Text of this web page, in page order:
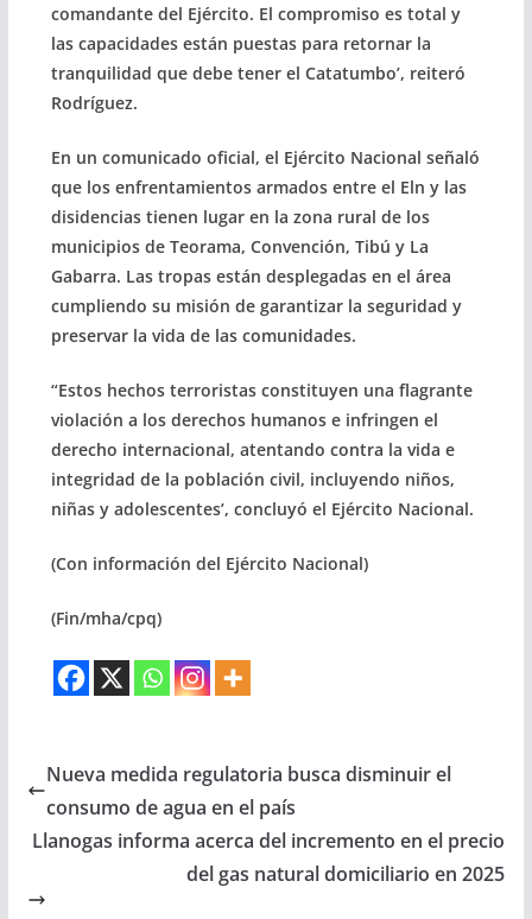
comandante del Ejército. El compromiso es total y
las capacidades están puestas para retornar la
tranquilidad que debe tener el Catatumbo’, reiteró
Rodríguez.
En un comunicado oficial, el Ejército Nacional señaló
que los enfrentamientos armados entre el Eln y las
disidencias tienen lugar en la zona rural de los
municipios de Teorama, Convención, Tibú y La
Gabarra. Las tropas están desplegadas en el área
cumpliendo su misión de garantizar la seguridad y
preservar la vida de las comunidades.
“Estos hechos terroristas constituyen una flagrante
violación a los derechos humanos e infringen el
derecho internacional, atentando contra la vida e
integridad de la población civil, incluyendo niños,
niñas y adolescentes’, concluyó el Ejército Nacional.
(Con información del Ejército Nacional)
(Fin/mha/cpq)
Nueva medida regulatoria busca disminuir el
consumo de agua en el país
Llanogas informa acerca del incremento en el precio
del gas natural domiciliario en 2025